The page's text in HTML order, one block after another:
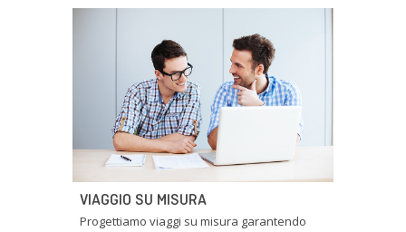
VIAGGIO SU MISURA
Progettiamo viaggi su misura garantendo